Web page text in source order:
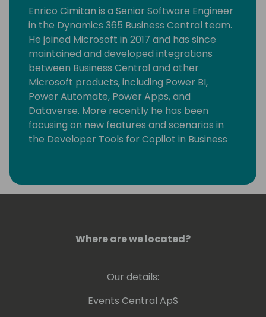
Enrico Cimitan is a Senior Software Engineer
in the Dynamics 365 Business Central team.
He joined Microsoft in 2017 and has since
maintained and developed integrations
between Business Central and other
Microsoft products, including Power BI,
Power Automate, Power Apps, and
Dataverse. More recently he has been
focusing on new features and scenarios in
the Developer Tools for Copilot in Business
Where are we located?
Our details:
Events Central ApS